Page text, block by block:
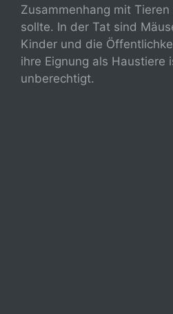
Zusammenhang mit
sollte. In der Tat sind
Kinder und die
ihre Eignung als Haustiere
unberechtigt.